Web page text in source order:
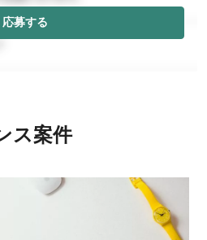
応募する
ス案件